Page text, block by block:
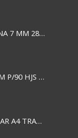
SILICONA BARRA CBX FINA 7 MM 28 CM
ESPIRAL PLASTICO 12 MM P/90 HJS X50X1500
TAPA PARA ENCUADERNAR A4 TRANSP x50x500